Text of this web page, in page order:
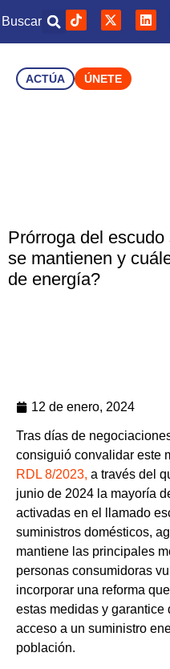
Buscar
ACTÚA ÚNETE
Prórroga del
se mantienen y
de energía?
12 de enero, 2024
Tras días de
consiguió convalidar este
RDL 8/2023, a través del
junio de 2024 la mayoría
activadas en el llamado
suministros domésticos,
mantiene las principales
personas consumidoras
incorporar una reforma
estas medidas y garantice
acceso a un suministro
población.